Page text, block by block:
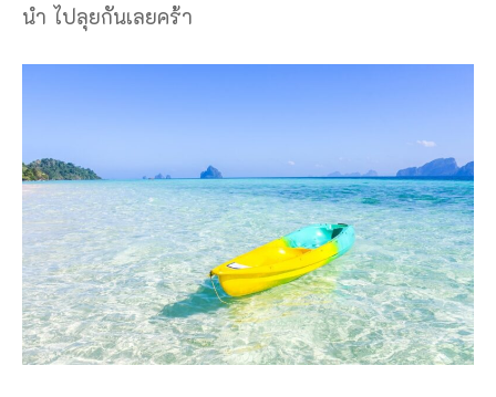
นํา ไปลุยกันเลยคร้า